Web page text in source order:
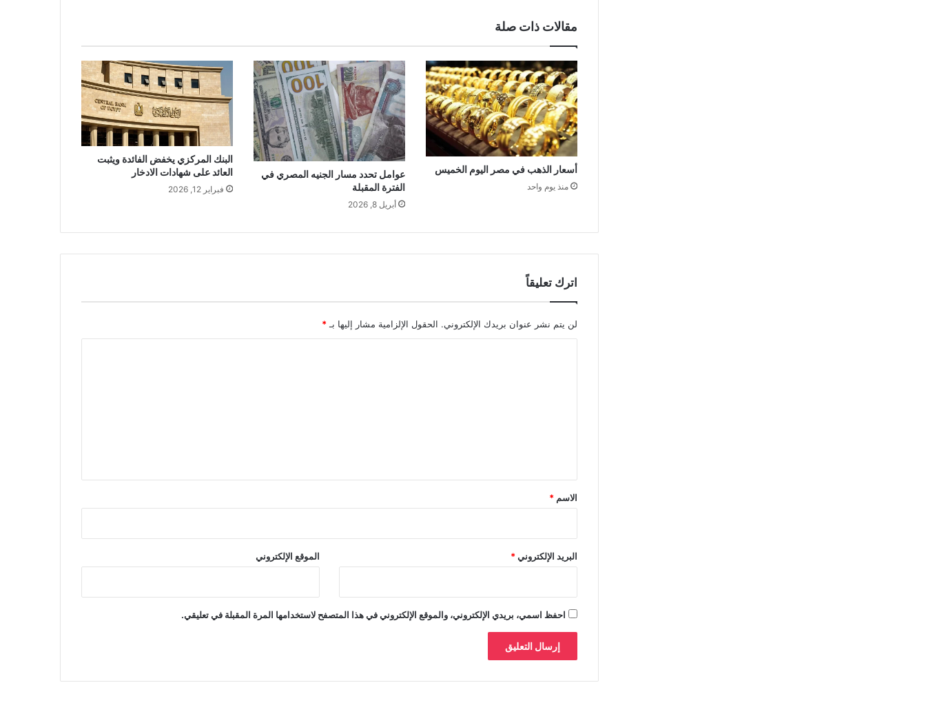
مقالات ذات صلة
أسعار الذهب في مصر اليوم الخميس
منذ يوم واحد
عوامل تحدد مسار الجنيه المصري في
الفترة المقبلة
أبريل 8, 2026
البنك المركزي يخفض الفائدة ويثبت
العائد على شهادات الادخار
فبراير 12, 2026
اترك تعليقاً
لن يتم نشر عنوان بريدك الإلكتروني. الحقول الإلزامية مشار إليها بـ*
*
الاسم *
البريد الإلكتروني* الموقع الإلكتروني
احفظ اسمي، بريدي الإلكتروني، والموقع الإلكتروني في هذا المتصفح لاستخدامها المرة المقبلة في تعليقي.